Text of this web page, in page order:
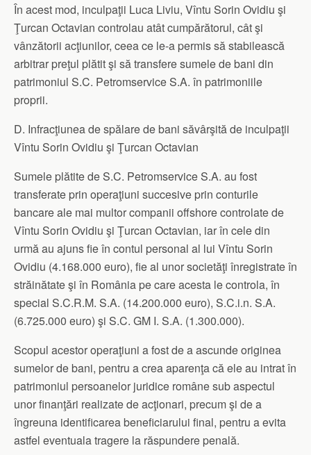
În acest mod, inculpaţii Luca Liviu, Vîntu Sorin Ovidiu şi
Ţurcan Octavian controlau atât cumpărătorul, cât şi
vânzătorii acţiunilor, ceea ce le-a permis să stabilească
arbitrar preţul plătit şi să transfere sumele de bani din
patrimoniul S.C. Petromservice S.A. în patrimoniile
proprii.
D. Infracţiunea de spălare de bani săvârşită de inculpaţii
Vîntu Sorin Ovidiu şi Ţurcan Octavian
Sumele plătite de S.C. Petromservice S.A. au fost
transferate prin operaţiuni succesive prin conturile
bancare ale mai multor companii offshore controlate de
Vîntu Sorin Ovidiu şi Ţurcan Octavian, iar în cele din
urmă au ajuns fie în contul personal al lui Vîntu Sorin
Ovidiu (4.168.000 euro), fie al unor societăţi înregistrate în
străinătate şi în România pe care acesta le controla, în
special S.C.R.M. S.A. (14.200.000 euro), S.C.i.n. S.A.
(6.725.000 euro) şi S.C. GM I. S.A. (1.300.000).
Scopul acestor operaţiuni a fost de a ascunde originea
sumelor de bani, pentru a crea aparenţa că ele au intrat în
patrimoniul persoanelor juridice române sub aspectul
unor finanţări realizate de acţionari, precum şi de a
îngreuna identificarea beneficiarului final, pentru a evita
astfel eventuala tragere la răspundere penală.